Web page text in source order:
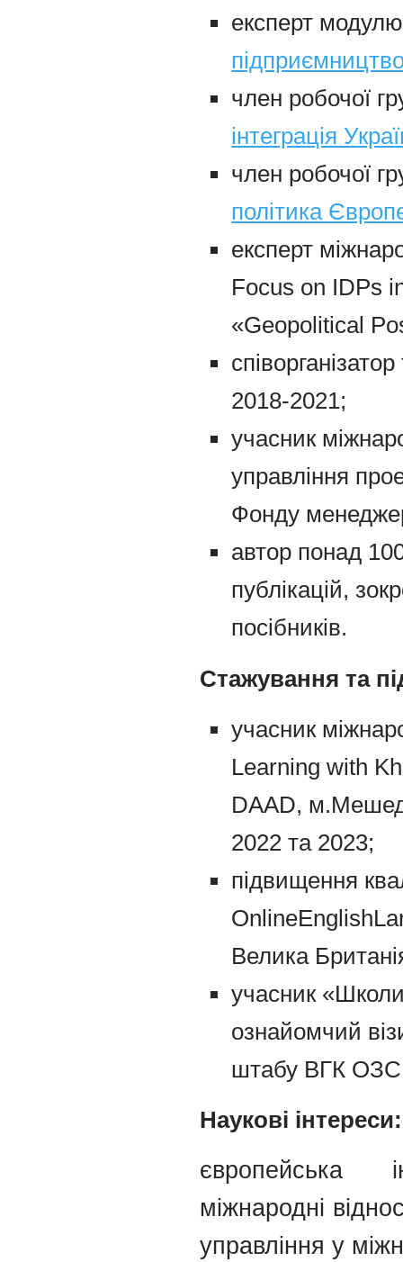
експерт
член робочої
інтеграція
член робочої
політика
експерт
Focus on IDPs
«Geopolitical
2018-2021;
учасник
управління
Фонду
автор понад
публікацій,
посібників.
Стажування та
учасник
Learning with
DAAD,
2022 та 2023;
підвищення
Велика
учасник «Школи
ознайомчий
штабу ВГК ОЗС
Наукові інтереси:
європейська
міжнародні
управління у